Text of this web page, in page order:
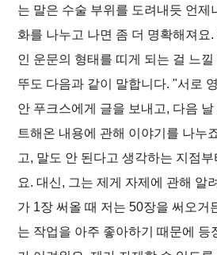
는 말은 수술 부위를 도려내듯 언제
화를 나누고 나면 좀 더 명확해져요
인 운문의 형태를 띠게 되는 걸 느
뚜도 다음과 같이 말합니다. "서로
안 푸크스에게 글을 보내고, 다음
트해온 내용에 관해 이야기를 나누
고, 말도 안 된다고 생각하는 지점
요. 대신, 그는 제게 자제에 관해 알
가 1장 써올 때 저는 50장을 써오거
는 작업을 아주 좋아하기 때문에 등